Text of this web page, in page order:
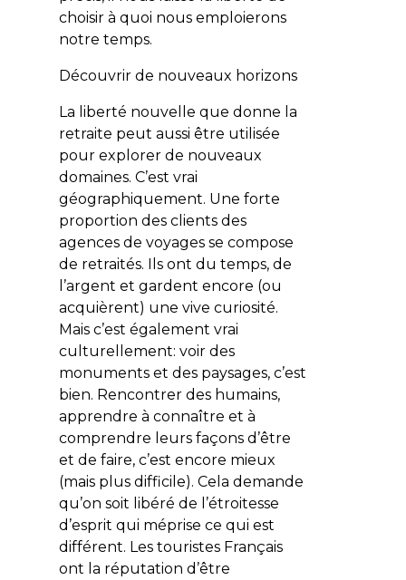
choisir à quoi nous emploierons
notre temps.
Découvrir de nouveaux horizons
La liberté nouvelle que donne la
retraite peut aussi être utilisée
pour explorer de nouveaux
domaines. C’est vrai
géographiquement. Une forte
proportion des clients des
agences de voyages se compose
de retraités. Ils ont du temps, de
l’argent et gardent encore (ou
acquièrent) une vive curiosité.
Mais c’est également vrai
culturellement: voir des
monuments et des paysages, c’est
bien. Rencontrer des humains,
apprendre à connaître et à
comprendre leurs façons d’être
et de faire, c’est encore mieux
(mais plus difficile). Cela demande
qu’on soit libéré de l’étroitesse
d’esprit qui méprise ce qui est
différent. Les touristes Français
ont la réputation d’être